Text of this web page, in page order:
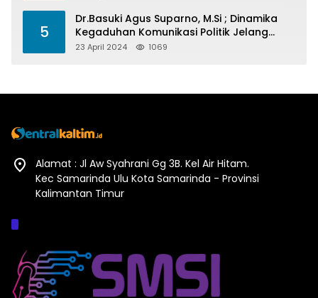
5
Dr.Basuki Agus Suparno, M.Si ; Dinamika
Kegaduhan Komunikasi Politik Jelang
Pesta Politik 2024
23 April 2024 1069
Alamat : Jl Aw Syahrani Gg 3B. Kel Air Hitam.
Kec Samarinda Ulu Kota Samarinda - Provinsi
Kalimantan Timur